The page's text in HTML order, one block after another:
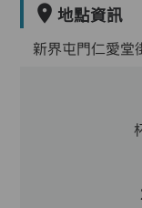
地點資訊
新界屯門仁愛堂